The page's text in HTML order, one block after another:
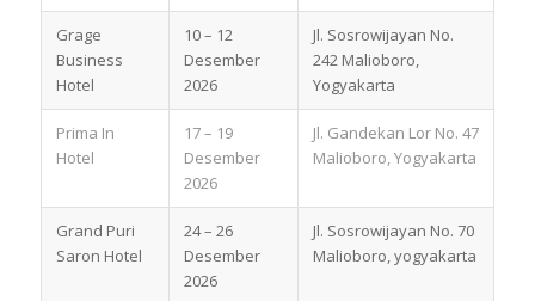
Grage
Business
Hotel
10 – 12
Desember
2026
Jl. Sosrowijayan No.
242 Malioboro,
Yogyakarta
Prima In
Hotel
17 – 19
Desember
2026
Jl. Gandekan Lor No. 47
Malioboro, Yogyakarta
Grand Puri
Saron Hotel
24 – 26
Desember
2026
Jl. Sosrowijayan No. 70
Malioboro, yogyakarta